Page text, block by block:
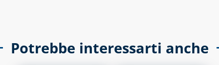
Potrebbe interessarti anche